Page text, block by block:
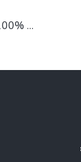
Pánske čierne tričko Classic 100% Bavlna